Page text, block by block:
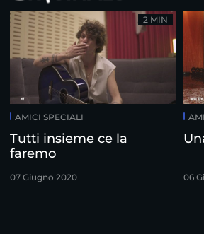
AMICI SPECIALI
Tutti insieme ce la
faremo
07 Giugno 2020
2 MIN
06